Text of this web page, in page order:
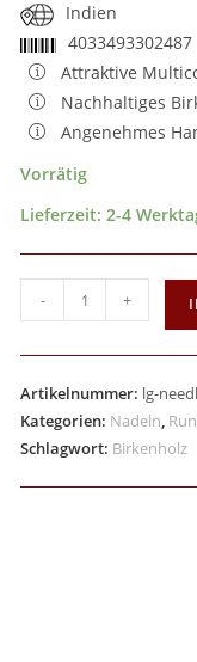
Indien
4033493302487
Attraktive
Nachhaltiges
Angenehmes
Vorrätig
Lieferzeit:2-4
- +
Artikelnummer: lg-
Kategorien: Nadeln,
Schlagwort: Birkenholz